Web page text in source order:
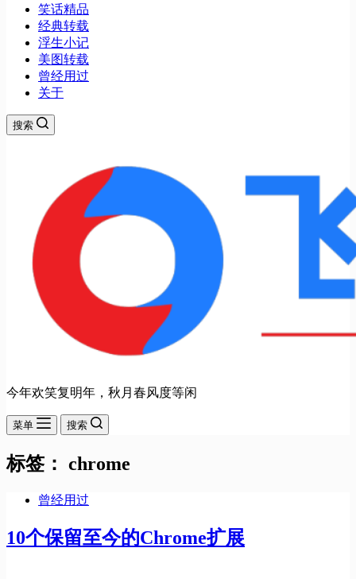
笑话精品
经典转载
浮生小记
美图转载
曾经用过
关于
搜索
今年欢笑复明年，秋月春风度等闲
菜单 搜索
标签： chrome
曾经用过
10个保留至今的Chrome扩展